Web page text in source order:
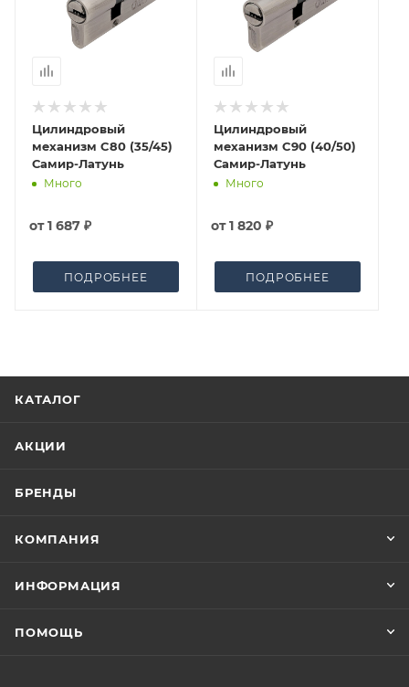
заказ был получен.
счете после проверки товара на наличие на складе.
Фактом подтверждения покупки будет считаться
оплата выставленного счета.
Цилиндровый
механизм C80 (35/45)
Самир-Латунь
Много
от1 687 ₽
ПОДРОБНЕЕ
Цилиндровый
механизм C90 (40/50)
Самир-Латунь
Много
от1 820 ₽
ПОДРОБНЕЕ
КАТАЛОГ
АКЦИИ
БРЕНДЫ
КОМПАНИЯ
ИНФОРМАЦИЯ
ПОМОЩЬ